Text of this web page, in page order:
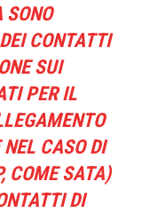
SONO
CONTATTI
SUI
PER IL
CASO DI
COME SATA)
DI